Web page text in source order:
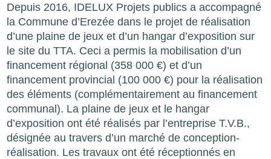
Depuis 2016, IDELUX Projets publics a accompagné
la Commune d’Erezée dans le projet de réalisation
d’une plaine de jeux et d’un hangar d’exposition sur
le site du TTA. Ceci a permis la mobilisation d’un
financement régional (358 000 €) et d’un
financement provincial (100 000 €) pour la réalisation
des éléments (complémentairement au financement
communal). La plaine de jeux et le hangar
d’exposition ont été réalisés par l’entreprise T.V.B.,
désignée au travers d’un marché de conception-
réalisation. Les travaux ont été réceptionnés en